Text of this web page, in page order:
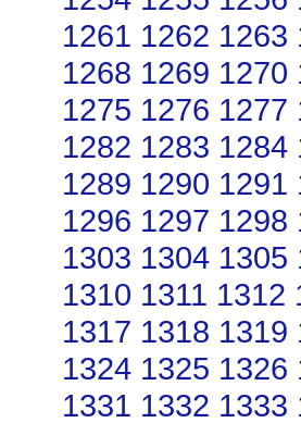
1261 1262 1263
1268 1269 1270
1275 1276 1277
1282 1283 1284
1289 1290 1291
1296 1297 1298
1303 1304 1305
1310 1311 1312
1317 1318 1319
1324 1325 1326
1331 1332 1333